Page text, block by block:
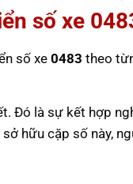
số xe
số xe0483 theo
Đó là sự kết hợp
hữu cặp số này,